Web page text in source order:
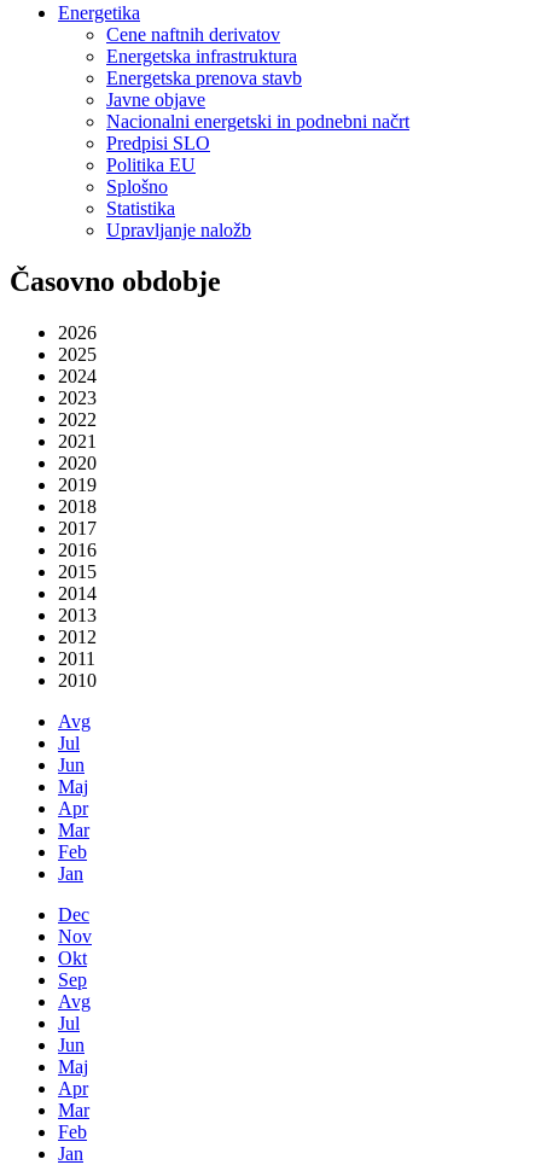
Energetika
Cene naftnih derivatov
Energetska infrastruktura
Energetska prenova stavb
Javne objave
Nacionalni energetski in podnebni načrt
Predpisi SLO
Politika EU
Splošno
Statistika
Upravljanje naložb
Časovno obdobje
2026
2025
2024
2023
2022
2021
2020
2019
2018
2017
2016
2015
2014
2013
2012
2011
2010
Avg
Jul
Jun
Maj
Apr
Mar
Feb
Jan
Dec
Nov
Okt
Sep
Avg
Jul
Jun
Maj
Apr
Mar
Feb
Jan